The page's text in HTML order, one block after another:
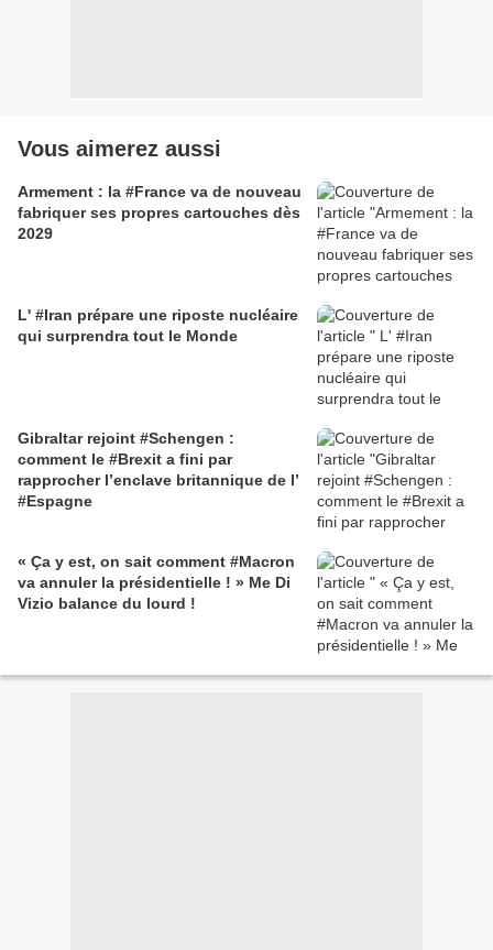
Vous aimerez aussi
Armement : la #France va de nouveau
fabriquer ses propres cartouches dès
2029
L' #Iran prépare une riposte nucléaire
qui surprendra tout le Monde
Gibraltar rejoint #Schengen :
comment le #Brexit a fini par
rapprocher l’enclave britannique de l’
#Espagne
« Ça y est, on sait comment #Macron
va annuler la présidentielle ! » Me Di
Vizio balance du lourd !